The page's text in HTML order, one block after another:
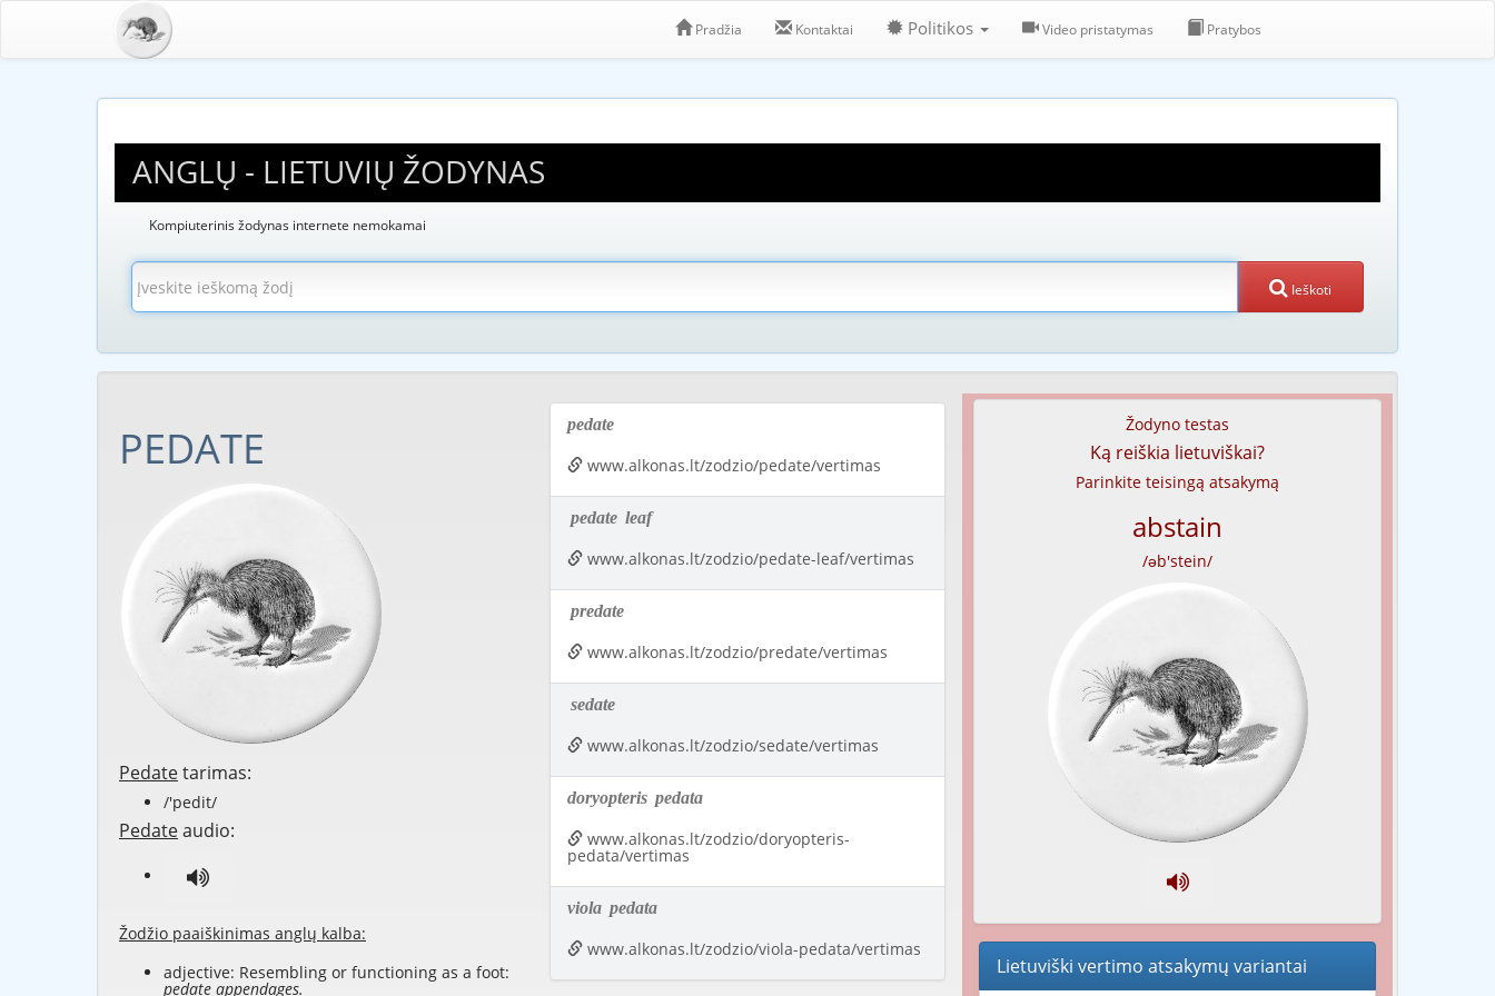
Pradžia Kontaktai Politikos Video pristatymas Pratybos
ANGLŲ - LIETUVIŲ ŽODYNAS
Kompiuterinis žodynas internete nemokamai
Ieškoti
PEDATE
Pedatetarimas:
/'pedit/
Pedateaudio:
Žodžio paaiškinimas anglų kalba:
adjective: Resembling or functioning as a foot:
pedate appendages.
pedate
www.alkonas.lt/zodzio/pedate/vertimas
pedate leaf
www.alkonas.lt/zodzio/pedate-leaf/vertimas
predate
www.alkonas.lt/zodzio/predate/vertimas
sedate
www.alkonas.lt/zodzio/sedate/vertimas
doryopteris pedata
www.alkonas.lt/zodzio/doryopteris-
pedata/vertimas
viola pedata
www.alkonas.lt/zodzio/viola-pedata/vertimas
Žodyno testas
Ką reiškia lietuviškai?
Parinkite teisingą atsakymą
abstain
/əb'stein/
Lietuviški vertimo atsakymų variantai